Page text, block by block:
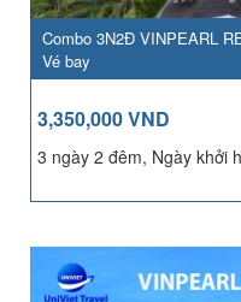
Combo 3N2Đ VINPEARL
Vé bay
3,350,000 VND
3 ngày 2 đêm, Ngày khởi